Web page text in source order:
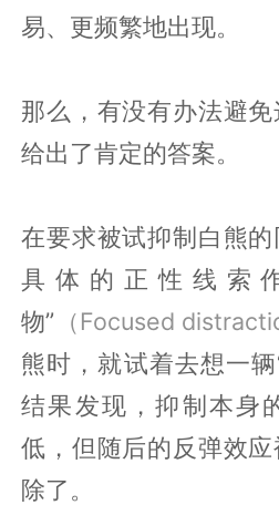
易、更频繁地出现。
那么，有没有办法避
给出了肯定的答案。
在要求被试抑制白熊
具体的正性线索
物” （Focused
熊时，就试着去想一辆
结果发现，抑制本身
低，但随后的反弹效
除了。